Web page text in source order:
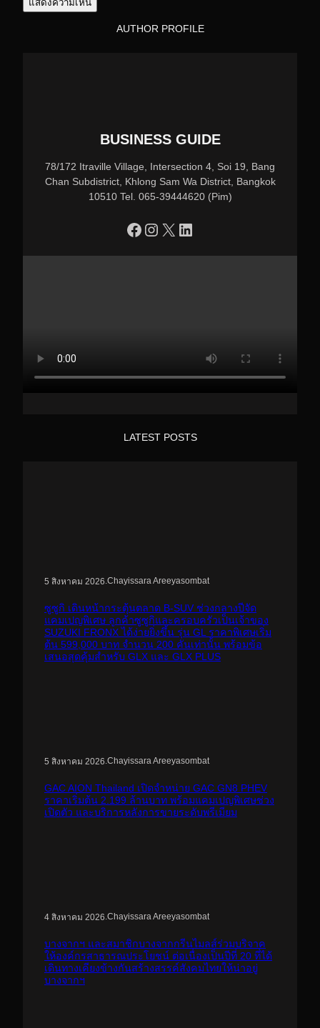
AUTHOR PROFILE
BUSINESS GUIDE
78/172 Itraville Village, Intersection 4, Soi 19, Bang
Chan Subdistrict, Khlong Sam Wa District, Bangkok
10510 Tel. 065-39444620 (Pim)
https://www.facebook.com/profile.php?id=100090086432719 Instagram X LinkedIn
LATEST POSTS
5 สิงหาคม 2026.Chayissara Areeyasombat
ซูซูกิ เดินหน้ากระตุ้นตลาด B-SUV ช่วงกลางปีจัด
แคมเปญพิเศษ ลูกค้าซูซูกิและครอบครัวเป็นเจ้าของ
SUZUKI FRONX ได้ง่ายยิ่งขึ้น รุ่น GL ราคาพิเศษเริ่ม
ต้น 599,000 บาท จำนวน 200 คันเท่านั้น พร้อมข้อ
เสนอสุดคุ้มสำหรับ GLX และ GLX PLUS
5 สิงหาคม 2026.Chayissara Areeyasombat
GAC AION Thailand เปิดจำหน่าย GAC GN8 PHEV
ราคาเริ่มต้น 2.199 ล้านบาท พร้อมแคมเปญพิเศษช่วง
เปิดตัว และบริการหลังการขายระดับพรีเมียม
4 สิงหาคม 2026.Chayissara Areeyasombat
บางจากฯ และสมาชิกบางจากกรีนไมลส์ร่วมบริจาค
ให้องค์กรสาธารณประโยชน์ ต่อเนื่องเป็นปีที่ 20 ที่ได้
เดินทางเคียงข้างกันสร้างสรรค์สังคมไทยให้น่าอยู่
บางจากฯ